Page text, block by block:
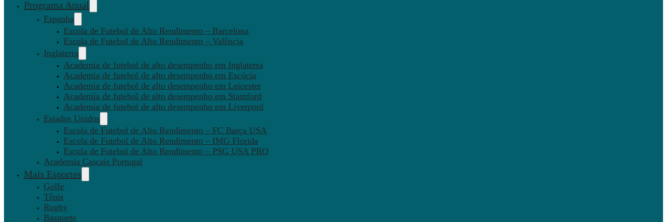
Programa Anual
Espanha
Escola de Futebol de Alto Rendimento – Barcelona
Escola de Futebol de Alto Rendimento – Valência
Inglaterra
Academia de futebol de alto desempenho em Inglaterra
Academia de futebol de alto desempenho em Escócia
Academia de futebol de alto desempenho em Leicester
Academia de futebol de alto desempenho em Stamford
Academia de futebol de alto desempenho em Liverpool
Estados Unidos
Escola de Futebol de Alto Rendimento – FC Barça USA
Escola de Futebol de Alto Rendimento – IMG Florida
Escola de Futebol de Alto Rendimento – PSG USA PRO
Academia Cascais Portugal
Mais Esportes
Golfe
Tênis
Rugby
Basquete